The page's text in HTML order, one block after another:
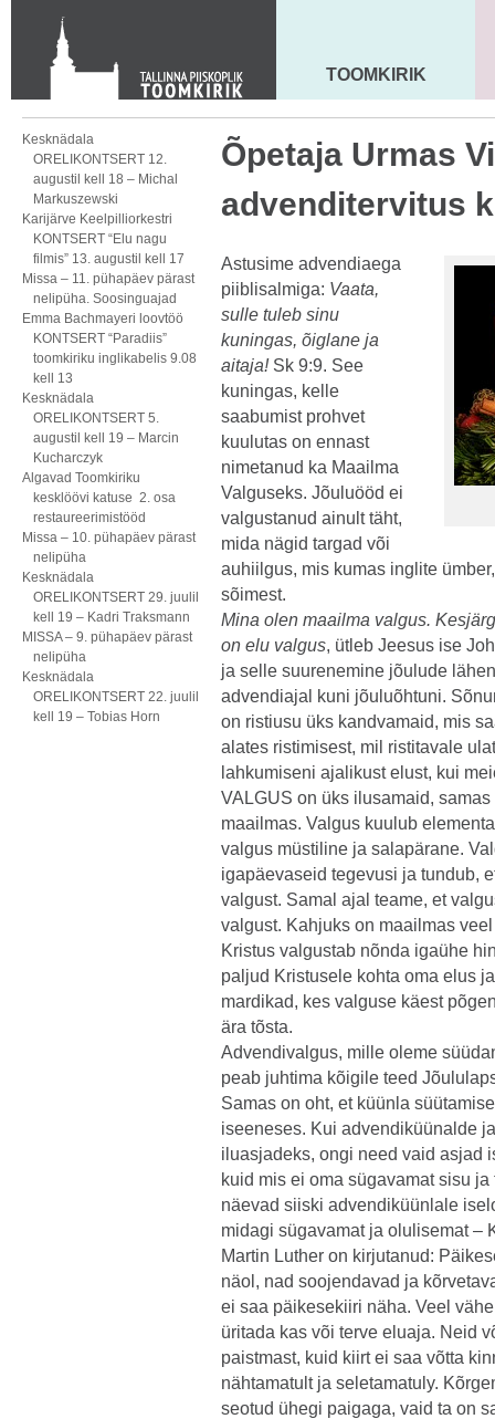
Toom-Kooli 6, 10130 TALLINN
tallinna.toom
+372 644 4140
MAARJA KIRIK
TOOMKIRIK
Kesknädala
ORELIKONTSERT 12.
augustil kell 18 – Michal
Markuszewski
Karijärve Keelpilliorkestri
KONTSERT “Elu nagu
filmis” 13. augustil kell 17
Missa – 11. pühapäev pärast
nelipüha. Soosinguajad
Emma Bachmayeri loovtöö
KONTSERT “Paradiis”
toomkiriku inglikabelis 9.08
kell 13
Kesknädala
ORELIKONTSERT 5.
augustil kell 19 – Marcin
Kucharczyk
Algavad Toomkiriku
kesklöövi katuse 2. osa
restaureerimistööd
Missa – 10. pühapäev pärast
nelipüha
Kesknädala
ORELIKONTSERT 29. juulil
kell 19 – Kadri Traksmann
MISSA – 9. pühapäev pärast
nelipüha
Kesknädala
ORELIKONTSERT 22. juulil
kell 19 – Tobias Horn
Õpetaja Urmas
advenditervitus
Astusime advendiaega
piiblisalmiga: Vaata,
sulle tuleb sinu
kuningas, õiglane ja
aitaja!Sk 9:9. See
kuningas, kelle
saabumist prohvet
kuulutas on ennast
nimetanud ka Maailma
Valguseks. Jõuluööd ei
valgustanud ainult täht,
mida nägid targad või
auhiilgus, mis kumas inglite
sõimest.
Mina olen maailma valgus.
on elu valgus, ütleb Jeesus ise
ja selle suurenemine jõulude
advendiajal kuni jõuluõhtuni.
on ristiusu üks kandvamaid, mis
alates ristimisest, mil ristitavale
lahkumiseni ajalikust elust, kui
VALGUS on üks ilusamaid,
maailmas. Valgus kuulub
valgus müstiline ja salapärane.
igapäevaseid tegevusi ja tundub,
valgust. Samal ajal teame, et
valgust. Kahjuks on maailmas
Kristus valgustab nõnda igaühe
paljud Kristusele kohta oma elus
mardikad, kes valguse käest
ära tõsta.
Advendivalgus, mille oleme
peab juhtima kõigile teed
Samas on oht, et küünla
iseeneses. Kui advendiküünalde
iluasjadeks, ongi need vaid asjad
kuid mis ei oma sügavamat sisu
näevad siiski advendiküünlale
midagi sügavamat ja olulisemat –
Martin Luther on kirjutanud:
näol, nad soojendavad ja
ei saa päikesekiiri näha. Veel
üritada kas või terve eluaja. Neid
paistmast, kuid kiirt ei saa võtta
nähtamatult ja seletamatuly.
seotud ühegi paigaga, vaid ta on